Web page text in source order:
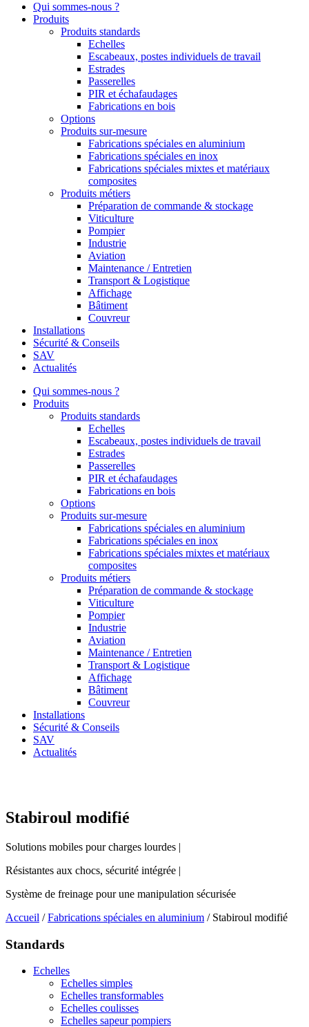
Qui sommes-nous ?
Produits
Produits standards
Echelles
Escabeaux, postes individuels de travail
Estrades
Passerelles
PIR et échafaudages
Fabrications en bois
Options
Produits sur-mesure
Fabrications spéciales en aluminium
Fabrications spéciales en inox
Fabrications spéciales mixtes et matériaux
composites
Produits métiers
Préparation de commande & stockage
Viticulture
Pompier
Industrie
Aviation
Maintenance / Entretien
Transport & Logistique
Affichage
Bâtiment
Couvreur
Installations
Sécurité & Conseils
SAV
Actualités
Qui sommes-nous ?
Produits
Produits standards
Echelles
Escabeaux, postes individuels de travail
Estrades
Passerelles
PIR et échafaudages
Fabrications en bois
Options
Produits sur-mesure
Fabrications spéciales en aluminium
Fabrications spéciales en inox
Fabrications spéciales mixtes et matériaux
composites
Produits métiers
Préparation de commande & stockage
Viticulture
Pompier
Industrie
Aviation
Maintenance / Entretien
Transport & Logistique
Affichage
Bâtiment
Couvreur
Installations
Sécurité & Conseils
SAV
Actualités
Stabiroul modifié
Solutions mobiles pour charges lourdes |
Résistantes aux chocs, sécurité intégrée |
Système de freinage pour une manipulation sécurisée
Accueil /Fabrications spéciales en aluminium / Stabiroul modifié
Standards
Echelles
Echelles simples
Echelles transformables
Echelles coulisses
Echelles sapeur pompiers